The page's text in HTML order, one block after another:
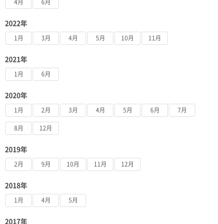
4月 6月
2022年
1月 3月 4月 5月 10月 11月
2021年
1月 6月
2020年
1月 2月 3月 4月 5月 6月 7月
8月 12月
2019年
2月 9月 10月 11月 12月
2018年
1月 4月 5月
2017年